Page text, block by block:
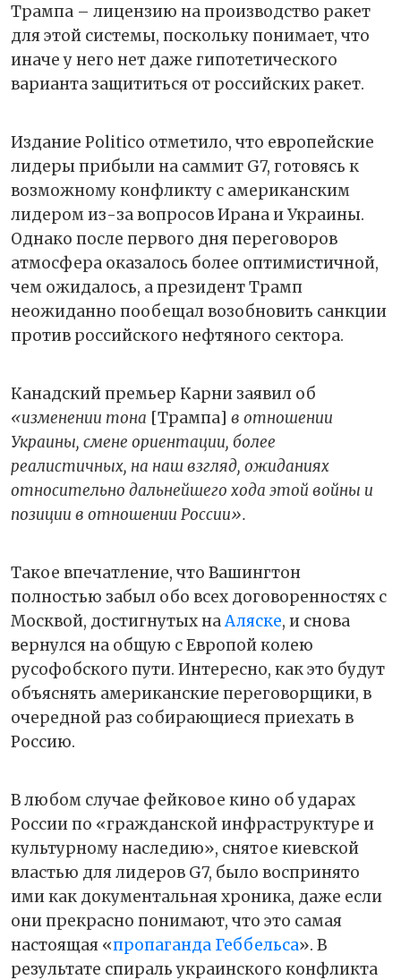
Трампа – лицензию на производство ракет
для этой системы, поскольку понимает, что
иначе у него нет даже гипотетического
варианта защититься от российских ракет.
Издание Politico отметило, что европейские
лидеры прибыли на саммит G7, готовясь к
возможному конфликту с американским
лидером из-за вопросов Ирана и Украины.
Однако после первого дня переговоров
атмосфера оказалось более оптимистичной,
чем ожидалось, а президент Трамп
неожиданно пообещал возобновить санкции
против российского нефтяного сектора.
Канадский премьер Карни заявил об
«изменении тона [Трампа] в отношении
Украины, смене ориентации, более
реалистичных, на наш взгляд, ожиданиях
относительно дальнейшего хода этой войны и
позиции в отношении России».
Такое впечатление, что Вашингтон
полностью забыл обо всех договоренностях с
Москвой, достигнутых наАляске, и снова
вернулся на общую с Европой колею
русофобского пути. Интересно, как это будут
объяснять американские переговорщики, в
очередной раз собирающиеся приехать в
Россию.
В любом случае фейковое кино об ударах
России по «гражданской инфраструктуре и
культурному наследию», снятое киевской
властью для лидеров G7, было воспринято
ими как документальная хроника, даже если
они прекрасно понимают, что это самая
настоящая «пропаганда Геббельса». В
результате спираль украинского конфликта